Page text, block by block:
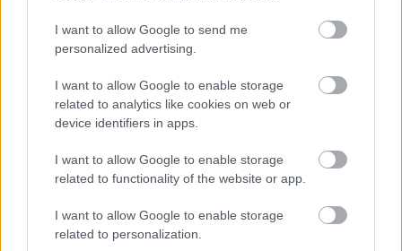
I want to allow Google to send me
personalized advertising.
I want to allow Google to enable storage
related to analytics like cookies on web or
device identifiers in apps.
I want to allow Google to enable storage
related to functionality of the website or app.
I want to allow Google to enable storage
related to personalization.
REDAKCJA
REKLAMA
POLITYKA PRYWATNOŚCI